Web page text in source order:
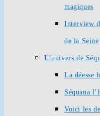
magiques
Interview
de la Seine
L’univers de
La déesse
Séquana
Voici les